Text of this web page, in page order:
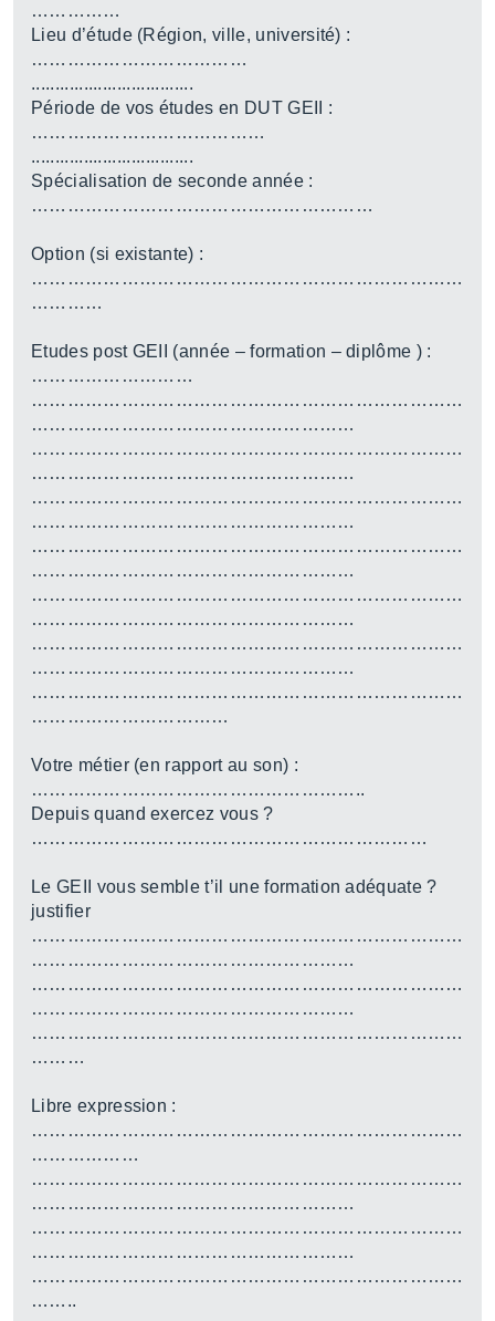
……………
Lieu d’étude (Région, ville, université) :
………………………………
..................................
Période de vos études en DUT GEII :
…………………………………
..................................
Spécialisation de seconde année :
…………………………………………………
Option (si existante) :
………………………………………………………………
…………
Etudes post GEII (année – formation – diplôme ) :
………………………
………………………………………………………………
………………………………………………
………………………………………………………………
………………………………………………
………………………………………………………………
………………………………………………
………………………………………………………………
………………………………………………
………………………………………………………………
………………………………………………
………………………………………………………………
………………………………………………
………………………………………………………………
……………………………
Votre métier (en rapport au son) :
………………………………………………..
Depuis quand exercez vous ?
…………………………………………………………
Le GEII vous semble t’il une formation adéquate ?
justifier
………………………………………………………………
………………………………………………
………………………………………………………………
………………………………………………
………………………………………………………………
………
Libre expression :
………………………………………………………………
………………
………………………………………………………………
………………………………………………
………………………………………………………………
………………………………………………
………………………………………………………………
……..